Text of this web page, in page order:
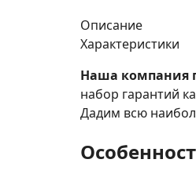
Описание
Характеристики
Наша компания
набор гарантий
Дадим всю